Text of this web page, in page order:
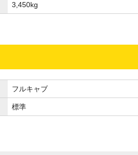
3,450kg
フルキャブ
標準